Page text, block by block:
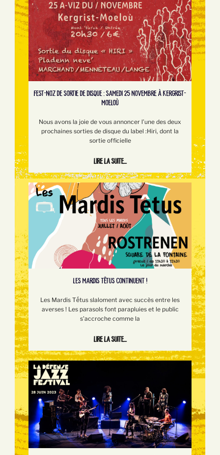
FEST-NOZ DE SORTIE DE DISQUE : SAMEDI 25 NOVEMBRE À KERGRIST-
MOELOÙ
Nous avons la joie de vous annoncer l’une des deux
prochaines sorties de disque du label :Hiri, dont la
sortie officielle
Lire la suite...
LES MARDIS TÊTUS CONTINUENT !
Les Mardis Tếtus slaloment avec succès entre les
averses ! Les parasols font parapluies et le public
s'accroche comme la
Lire la suite...